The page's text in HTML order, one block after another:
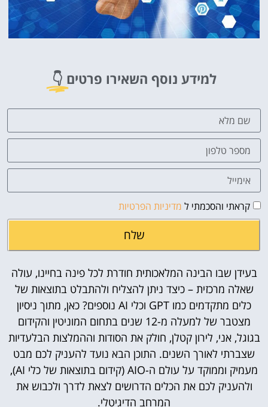
למידע נוסף השאירו פרטים 👇
קראתי והסכמתי ל מדיניות הפרטיות
שלח
בעידן שבו הבינה המלאכותית חודרת לכל פינה בחיינו, עולה
שאלה מרכזית – כיצד ניתן להצליח ולהתבלט בתוצאות של
כלים מתקדמים כמו GPT וכלי AI נוספים? כאן, מתוך ניסיון
מצטבר של למעלה מ-12 שנים בתחום המוניטין והקידום
בגוגל, אני, לירון קטלן, חולק את הסודות וההמלצות הבלעדיות
שצברתי לאורך השנים. התוכן הבא נועד להעניק לכם מבט
מעמיק וממוקד על עולם ה-AIO (קידום בתוצאות של כלי AI),
ולהעניק לכם את הכלים הדרושים לצאת לדרך ולכבוש את
המרחב הדיגיטלי.